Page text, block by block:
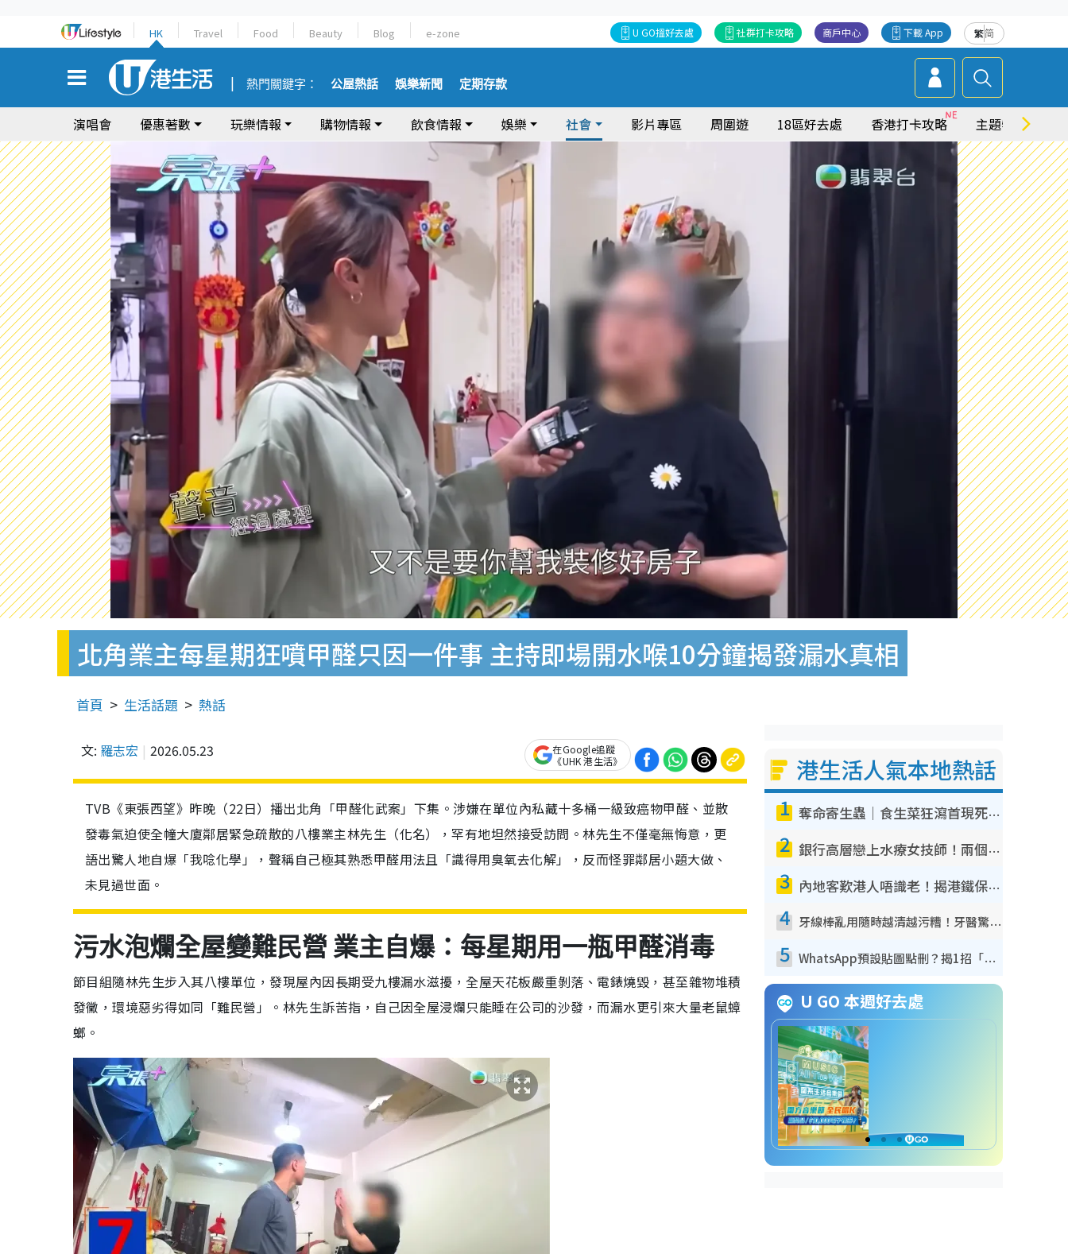
HK Travel Food Beauty Blog e-zone 繁简
下載 App
商戶中心
社群打卡攻略
U GO搵好去處
熱門關鍵字： 公屋熱話 娛樂新聞 定期存款
演唱會 優惠著數 玩樂情報 購物情報 飲食情報 娛樂 社會 影片專區 周圍遊 18區好去處 香港打卡攻略 主題特集
北角業主每星期狂噴甲醛只因一件事 主持即場開水喉10分鐘揭發漏水真相
首頁 生活話題 熱話
文: 羅志宏 2026.05.23
在Google追蹤
《UHK 港生活》
TVB《東張西望》昨晚（22日）播出北角「甲醛化武案」下集。涉嫌在單位內私藏十多桶一級致癌物甲醛、並散
發毒氣迫使全幢大廈鄰居緊急疏散的八樓業主林先生（化名），罕有地坦然接受訪問。林先生不僅毫無悔意，更
語出驚人地自爆「我唸化學」，聲稱自己極其熟悉甲醛用法且「識得用臭氧去化解」，反而怪罪鄰居小題大做、
未見過世面。
污水泡爛全屋變難民營 業主自爆：每星期用一瓶甲醛消毒
節目組隨林先生步入其八樓單位，發現屋內因長期受九樓漏水滋擾，全屋天花板嚴重剝落、電錶燒毀，甚至雜物堆積
發黴，環境惡劣得如同「難民營」。林先生訴苦指，自己因全屋浸爛只能睡在公司的沙發，而漏水更引來大量老鼠蟑
螂。
港生活人氣本地熱話
1 奪命寄生蟲｜食生菜狂瀉首現死者！疫潮惡化錄1.8萬宗病例 揭洗菜3大謬誤
2 銀行高層戀上水療女技師！兩個月借128萬驚覺「沉船」沉落火海 揭背後疑似邪教操控賣淫
3 內地客歎港人唔識老！揭港鐵保鮮級冷氣 港人求放過：咪投訴
4 牙線棒亂用隨時越清越污糟！牙醫驚揭盲目過戶細菌恐致蛀牙：呢種先係日常真保養
5 WhatsApp預設貼圖點刪？揭1招「反向操作」還原簡潔介面 附3步實測教學
U GO 本週好去處